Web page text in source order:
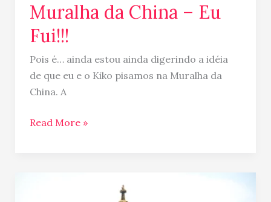
Muralha da China – Eu
Fui!!!
Pois é… ainda estou ainda digerindo a idéia
de que eu e o Kiko pisamos na Muralha da
China. A
Read More »